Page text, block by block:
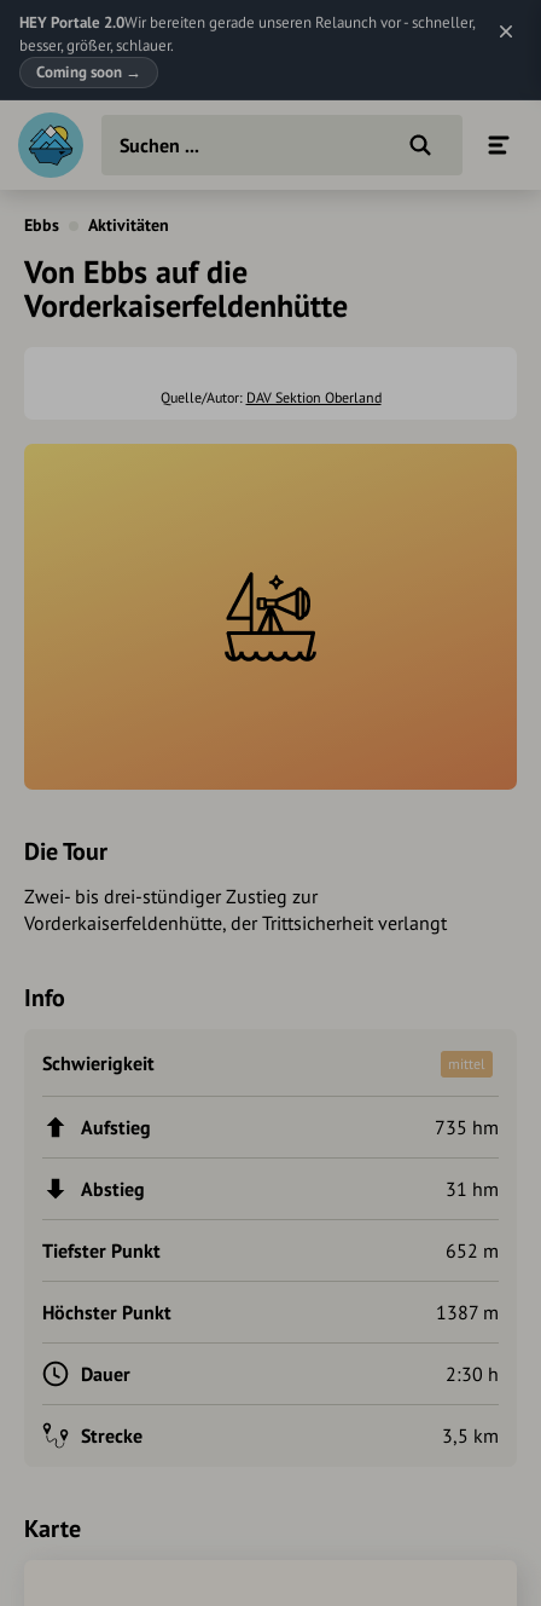
HEY Portale 2.0Wir bereiten gerade unseren Relaunch vor - schneller,
besser, größer, schlauer.
Coming soon →
Ebbs Aktivitäten
Von Ebbs auf die
Vorderkaiserfeldenhütte
Quelle/Autor: DAV Sektion Oberland
Die Tour
Zwei- bis drei-stündiger Zustieg zur
Vorderkaiserfeldenhütte, der Trittsicherheit verlangt
Info
Schwierigkeit mittel
Aufstieg 735 hm
Abstieg 31 hm
Tiefster Punkt 652 m
Höchster Punkt 1387 m
Dauer 2:30 h
Strecke 3,5 km
Karte